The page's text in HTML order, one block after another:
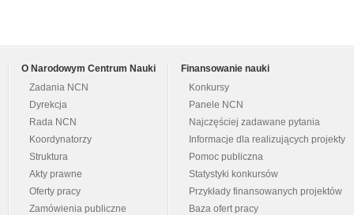
O Narodowym Centrum Nauki
Zadania NCN
Dyrekcja
Rada NCN
Koordynatorzy
Struktura
Akty prawne
Oferty pracy
Zamówienia publiczne
Finansowanie nauki
Konkursy
Panele NCN
Najczęściej zadawane pytania
Informacje dla realizujących projekty
Pomoc publiczna
Statystyki konkursów
Przykłady finansowanych projektów
Baza ofert pracy